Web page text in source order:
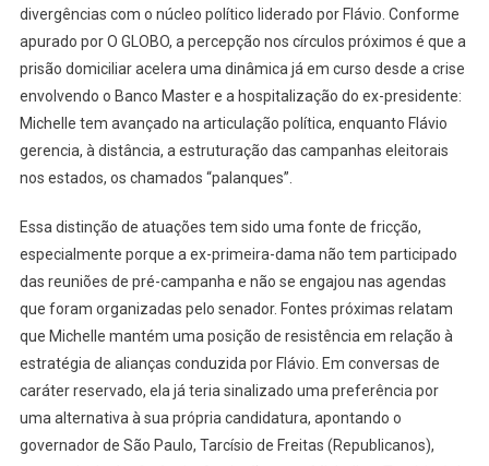
divergências com o núcleo político liderado por Flávio. Conforme
apurado por O GLOBO, a percepção nos círculos próximos é que a
prisão domiciliar acelera uma dinâmica já em curso desde a crise
envolvendo o Banco Master e a hospitalização do ex-presidente:
Michelle tem avançado na articulação política, enquanto Flávio
gerencia, à distância, a estruturação das campanhas eleitorais
nos estados, os chamados “palanques”.
Essa distinção de atuações tem sido uma fonte de fricção,
especialmente porque a ex-primeira-dama não tem participado
das reuniões de pré-campanha e não se engajou nas agendas
que foram organizadas pelo senador. Fontes próximas relatam
que Michelle mantém uma posição de resistência em relação à
estratégia de alianças conduzida por Flávio. Em conversas de
caráter reservado, ela já teria sinalizado uma preferência por
uma alternativa à sua própria candidatura, apontando o
governador de São Paulo, Tarcísio de Freitas (Republicanos),